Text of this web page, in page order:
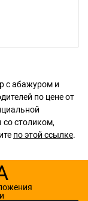
с абажуром и
по цене от
столиком,
по этой ссылке.